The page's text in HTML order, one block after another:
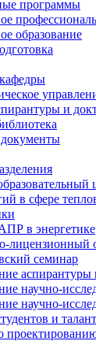
программы
образование
и
в сфере
в энергетике
лицензионный
семинар
аспирантуры
научно-
научно-
и